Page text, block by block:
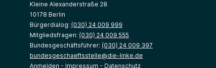
Kleine Alexanderstraße 28
10178 Berlin
Bürgerdialog: (030) 24 009 999
Mitgliedsfragen: (030) 24 009 555
Bundesgeschäftsführer: (030) 24 009 397
bundesgeschaeftsstelle@die-linke.de
Anmelden - Impressum - Datenschutz